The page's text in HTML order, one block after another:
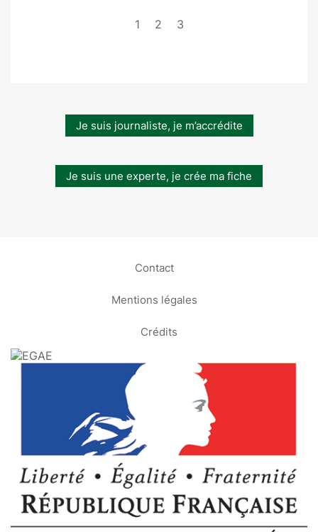
1 2 3
Je suis journaliste, je m’accrédite
Je suis une experte, je crée ma fiche
Contact
Mentions légales
Crédits